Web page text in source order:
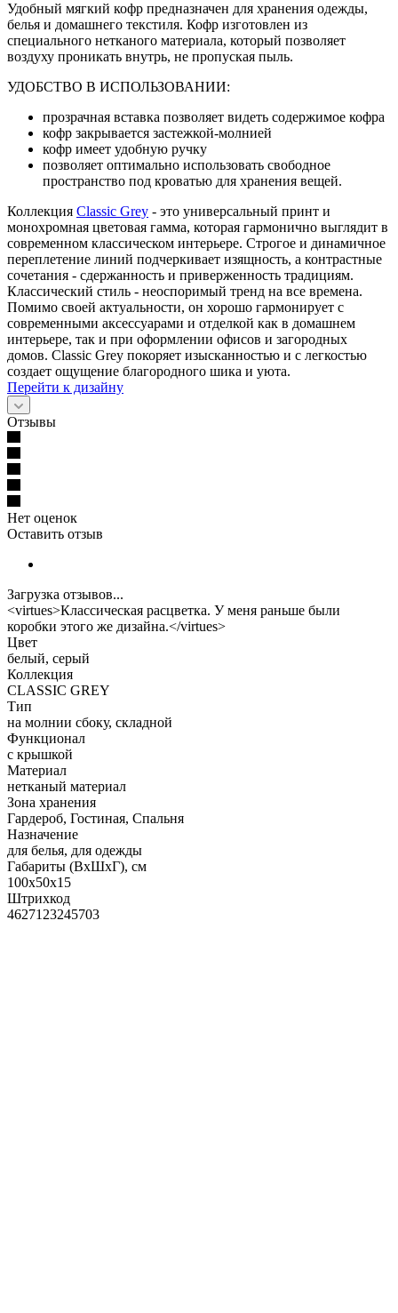
Удобный мягкий кофр предназначен для хранения одежды,
белья и домашнего текстиля. Кофр изготовлен из
специального нетканого материала, который позволяет
воздуху проникать внутрь, не пропуская пыль.
УДОБСТВО В ИСПОЛЬЗОВАНИИ:
прозрачная вставка позволяет видеть содержимое кофра
кофр закрывается застежкой-молнией
кофр имеет удобную ручку
позволяет оптимально использовать свободное
пространство под кроватью для хранения вещей.
Коллекция Classic Grey - это универсальный принт и
монохромная цветовая гамма, которая гармонично выглядит в
современном классическом интерьере. Строгое и динамичное
переплетение линий подчеркивает изящность, а контрастные
сочетания - сдержанность и приверженность традициям.
Классический стиль - неоспоримый тренд на все времена.
Помимо своей актуальности, он хорошо гармонирует с
современными аксессуарами и отделкой как в домашнем
интерьере, так и при оформлении офисов и загородных
домов. Classic Grey покоряет изысканностью и с легкостью
создает ощущение благородного шика и уюта.
Перейти к дизайну
Отзывы
Нет оценок
Оставить отзыв
Загрузка отзывов...
<virtues>Классическая расцветка. У меня раньше были
коробки этого же дизайна.</virtues>
Цвет
белый, серый
Коллекция
CLASSIC GREY
Тип
на молнии сбоку, складной
Функционал
с крышкой
Материал
нетканый материал
Зона хранения
Гардероб, Гостиная, Спальня
Назначение
для белья, для одежды
Габариты (ВхШхГ), см
100х50х15
Штрихкод
4627123245703